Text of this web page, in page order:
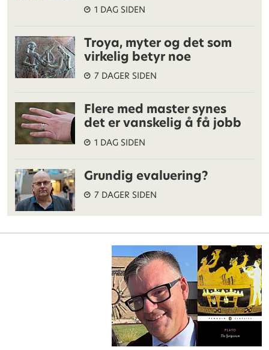
1 DAG SIDEN
Troya, myter og det som
virkelig betyr noe
7 DAGER SIDEN
Flere med master synes
det er vanskelig å få jobb
1 DAG SIDEN
Grundig evaluering?
7 DAGER SIDEN